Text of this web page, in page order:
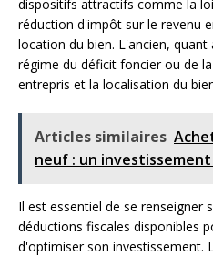
dispositifs attractifs comme la
réduction d'impôt sur le revenu
location du bien. L'ancien, quant
régime du déficit foncier ou de
entrepris et la localisation du
Articles similaires
neuf : un
Il est essentiel de se renseigner
déductions fiscales disponibles
d'optimiser son investissement.